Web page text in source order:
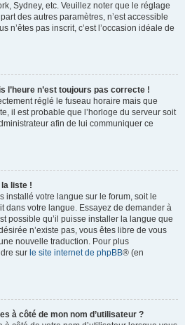
Sydney, etc. Veuillez noter que le réglage
des autres paramètres, n’est accessible
n’êtes pas inscrit, c’est l’occasion idéale de
l’heure n’est toujours pas correcte !
réglé le fuseau horaire mais que
il est probable que l’horloge du serveur soit
afin de lui communiquer ce
la liste !
installé votre langue sur le forum, soit le
dans votre langue. Essayez de demander à
possible qu’il puisse installer la langue que
n’existe pas, vous êtes libre de vous
nouvelle traduction. Pour plus
sur le site internet de phpBB® (en
à côté de mon nom d’utilisateur ?